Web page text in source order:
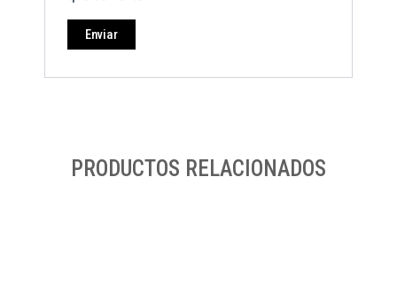
PRODUCTOS RELACIONADOS